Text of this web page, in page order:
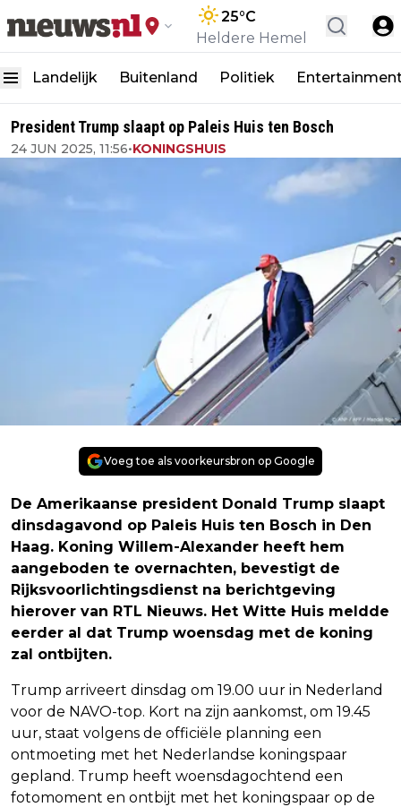
25°C
Heldere Hemel
Landelijk Buitenland Politiek
President Trump slaapt op Paleis Huis ten Bosch
24 JUN 2025, 11:56•KONINGSHUIS
Voeg toe als voorkeursbron op Google
De Amerikaanse president Donald Trump slaapt
dinsdagavond op Paleis Huis ten Bosch in Den
Haag. Koning Willem-Alexander heeft hem
aangeboden te overnachten, bevestigt de
Rijksvoorlichtingsdienst na berichtgeving
hierover van RTL Nieuws. Het Witte Huis meldde
eerder al dat Trump woensdag met de koning
zal ontbijten.
Trump arriveert dinsdag om 19.00 uur in Nederland
voor de NAVO-top. Kort na zijn aankomst, om 19.45
uur, staat volgens de officiële planning een
ontmoeting met het Nederlandse koningspaar
gepland. Trump heeft woensdagochtend een
fotomoment en ontbijt met het koningspaar op de